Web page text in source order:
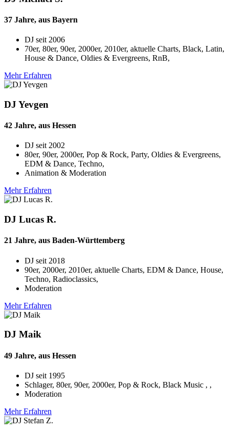
37 Jahre, aus Bayern
DJ seit 2006
70er, 80er, 90er, 2000er, 2010er, aktuelle Charts, Black, Latin,
House & Dance, Oldies & Evergreens, RnB,
Mehr Erfahren
DJ Yevgen
42 Jahre, aus Hessen
DJ seit 2002
80er, 90er, 2000er, Pop & Rock, Party, Oldies & Evergreens,
EDM & Dance, Techno,
Animation & Moderation
Mehr Erfahren
DJ Lucas R.
21 Jahre, aus Baden-Württemberg
DJ seit 2018
90er, 2000er, 2010er, aktuelle Charts, EDM & Dance, House,
Techno, Radioclassics,
Moderation
Mehr Erfahren
DJ Maik
49 Jahre, aus Hessen
DJ seit 1995
Schlager, 80er, 90er, 2000er, Pop & Rock, Black Music , ,
Moderation
Mehr Erfahren